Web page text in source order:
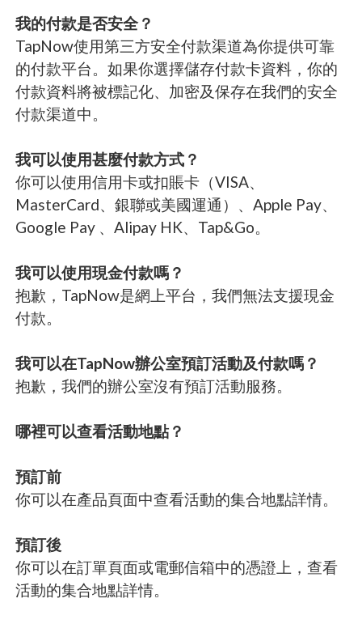
我的付款是否安全？
TapNow使用第三方安全付款渠道為你提供可靠
的付款平台。如果你選擇儲存付款卡資料，你的
付款資料將被標記化、加密及保存在我們的安全
付款渠道中。
我可以使用甚麼付款方式？
你可以使用信用卡或扣賬卡（VISA、
MasterCard、銀聯或美國運通）、Apple Pay、
Google Pay 、Alipay HK、Tap&Go。
我可以使用現金付款嗎？
抱歉，TapNow是網上平台，我們無法支援現金
付款。
我可以在TapNow辦公室預訂活動及付款嗎？
抱歉，我們的辦公室沒有預訂活動服務。
哪裡可以查看活動地點？
預訂前
你可以在產品頁面中查看活動的集合地點詳情。
預訂後
你可以在訂單頁面或電郵信箱中的憑證上，查看
活動的集合地點詳情。